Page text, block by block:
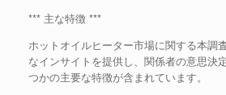
*** 主な特徴 ***
ホットオイルヒーター市場に関する本調
なインサイトを提供し、関係者の意思決
つかの主要な特徴が含まれています。